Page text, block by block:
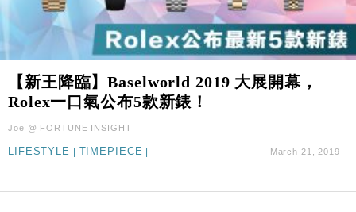
【新王降臨】Baselworld 2019 大展開幕，
Rolex一口氣公布5款新錶！
Joe @ FORTUNE INSIGHT
LIFESTYLE | TIMEPIECE | March 21, 2019